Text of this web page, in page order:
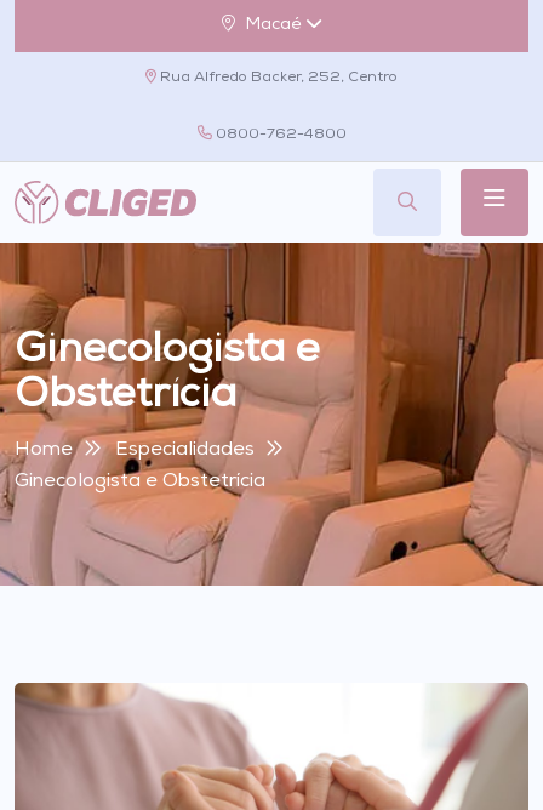
Macaé
Rua Alfredo Backer, 252, Centro
0800-762-4800
Ginecologista e
Obstetrícia
Home
Especialidades
Ginecologista e Obstetrícia